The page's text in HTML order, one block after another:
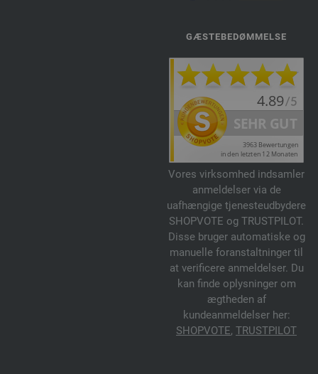
GÆSTEBEDØMMELSE
Vores virksomhed indsamler
anmeldelser via de
uafhængige tjenesteudbydere
SHOPVOTE og TRUSTPILOT.
Disse bruger automatiske og
manuelle foranstaltninger til
at verificere anmeldelser. Du
kan finde oplysninger om
ægtheden af
kundeanmeldelser her:
SHOPVOTE, TRUSTPILOT